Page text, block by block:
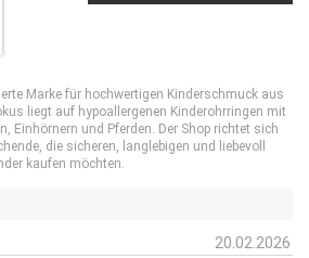
Marke für hochwertigen Kinderschmuck aus
liegt auf hypoallergenen Kinderohrringen mit
Einhörnern und Pferden. Der Shop richtet sich
die sicheren, langlebigen und liebevoll
kaufen möchten.
20.02.2026